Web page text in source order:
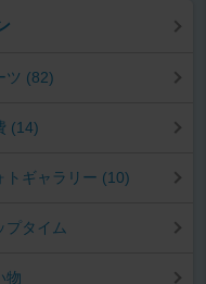
ツ (82)
(14)
トギャラリー (10)
プタイム
物